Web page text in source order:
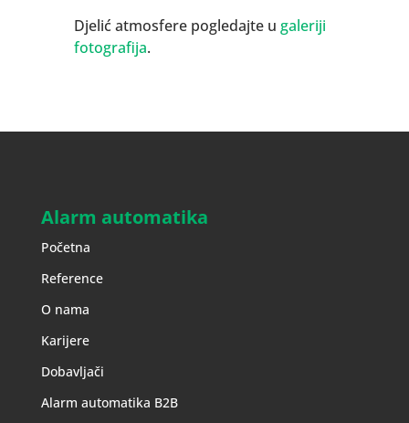
Djelić atmosfere pogledajte u galeriji
fotografija.
Alarm automatika
Početna
Reference
O nama
Karijere
Dobavljači
Alarm automatika B2B